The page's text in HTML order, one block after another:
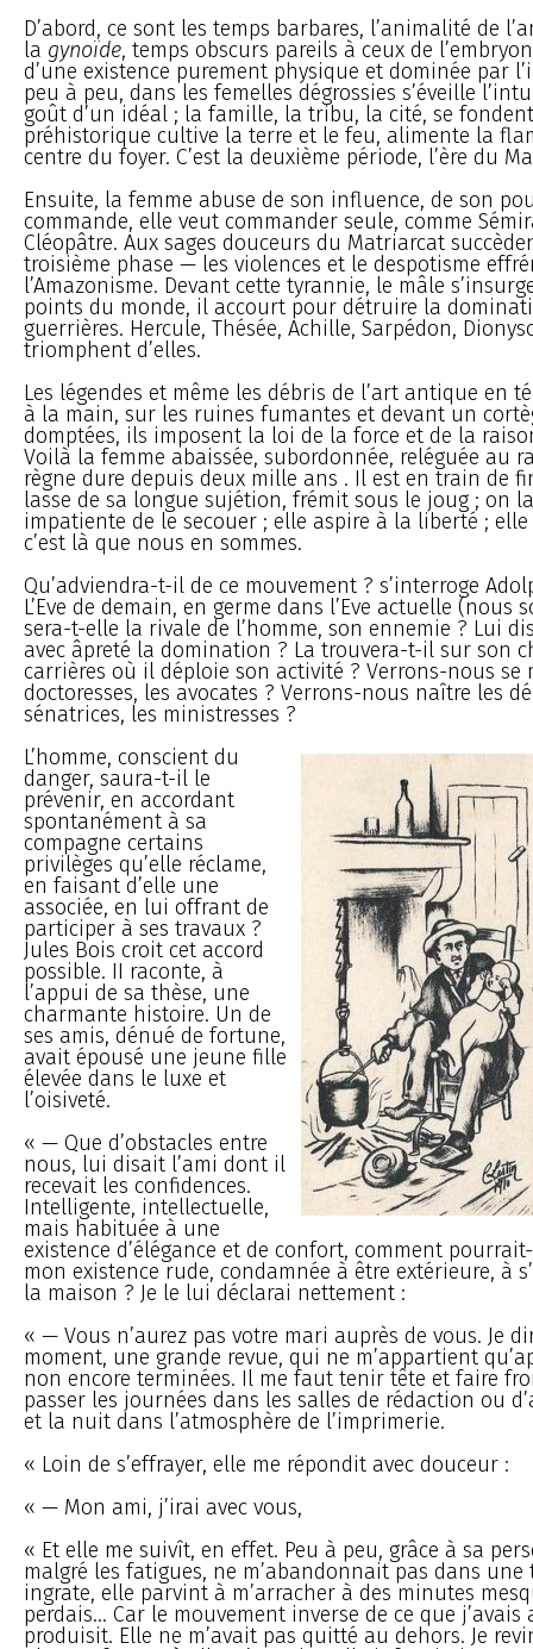
D’abord, ce sont les temps barbares, l’animalité de
la gynoïde, temps obscurs pareils à ceux de
d’une existence purement physique et dominée par
peu à peu, dans les femelles dégrossies s’éveille
goût d’un idéal ; la famille, la tribu, la cité, se fondent
préhistorique cultive la terre et le feu, alimente la
centre du foyer. C’est la deuxième période, l’ère du
Ensuite, la femme abuse de son influence, de son
commande, elle veut commander seule, comme
Cléopâtre. Aux sages douceurs du Matriarcat
troisième phase — les violences et le despotisme
l’Amazonisme. Devant cette tyrannie, le mâle
points du monde, il accourt pour détruire la
guerrières. Hercule, Thésée, Achille, Sarpédon,
triomphent d’elles.
Les légendes et même les débris de l’art antique en
à la main, sur les ruines fumantes et devant un
domptées, ils imposent la loi de la force et de la
Voilà la femme abaissée, subordonnée, reléguée au
règne dure depuis deux mille ans . Il est en train de
lasse de sa longue sujétion, frémit sous le joug ; on
impatiente de le secouer ; elle aspire à la liberté ; elle
c’est là que nous en sommes.
Qu’adviendra-t-il de ce mouvement ? s’interroge
L’Eve de demain, en germe dans l’Eve actuelle (nous
sera-t-elle la rivale de l’homme, son ennemie ? Lui
avec âpreté la domination ? La trouvera-t-il sur son
carrières où il déploie son activité ? Verrons-nous
doctoresses, les avocates ? Verrons-nous naître les
sénatrices, les ministresses ?
L’homme, conscient du
danger, saura-t-il le
prévenir, en accordant
spontanément à sa
compagne certains
privilèges qu’elle réclame,
en faisant d’elle une
associée, en lui offrant de
participer à ses travaux ?
Jules Bois croit cet accord
possible. II raconte, à
l’appui de sa thèse, une
charmante histoire. Un de
ses amis, dénué de fortune,
avait épousé une jeune fille
élevée dans le luxe et
l’oisiveté.
« — Que d’obstacles entre
nous, lui disait l’ami dont il
recevait les confidences.
Intelligente, intellectuelle,
mais habituée à une
existence d’élégance et de confort, comment
mon existence rude, condamnée à être extérieure, à
la maison ? Je le lui déclarai nettement :
« — Vous n’aurez pas votre mari auprès de vous. Je
moment, une grande revue, qui ne m’appartient
non encore terminées. Il me faut tenir tête et faire
passer les journées dans les salles de rédaction ou
et la nuit dans l’atmosphère de l’imprimerie.
« Loin de s’effrayer, elle me répondit avec douceur :
« — Mon ami, j’irai avec vous,
« Et elle me suivît, en effet. Peu à peu, grâce à sa
malgré les fatigues, ne m’abandonnait pas dans une
ingrate, elle parvint à m’arracher à des minutes
perdais... Car le mouvement inverse de ce que j’avais
produisit. Elle ne m’avait pas quitté au dehors. Je